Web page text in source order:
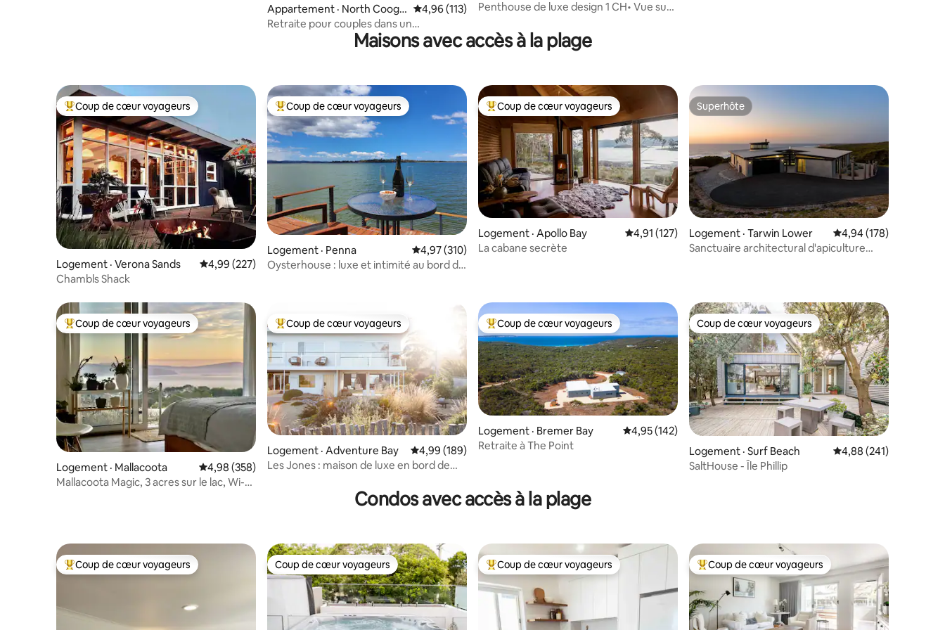
Appartement · North Cooge
e
Note moyenne de 4,96 sur 5, 113 commentaires
4,96 (113)
Retraite pour couples dans un
penthouse en bord de mer
Penthouse de luxe design 1 CH• Vue sur
Maisons avec accès à la plage
Coup de cœur voyageurs parmi les plus aimés
Coup de cœur voyageurs
Logement · Verona Sands Note moyenne de 4,99 sur 5, 227 commentaires
4,99 (227)
Chambls Shack
Coup de cœur voyageurs parmi les plus aimés
Coup de cœur voyageurs
Logement · Penna Note moyenne de 4,97 sur 5, 310 commentaires
4,97 (310)
Oysterhouse : luxe et intimité au bord de
Coup de cœur voyageurs parmi les plus aimés
Coup de cœur voyageurs
Logement · Apollo Bay Note moyenne de 4,91 sur 5, 127 commentaires
4,91 (127)
La cabane secrète
Superhôte
Superhôte
Logement · Tarwin Lower Note moyenne de
4,94 (178)
Sanctuaire architectural d'apiculture
Coup de cœur voyageurs parmi les plus aimés
Coup de cœur voyageurs
Logement · Mallacoota Note moyenne de 4,98 sur 5, 358 commentaires
4,98 (358)
Mallacoota Magic, 3 acres sur le lac, Wi-Fi,
Coup de cœur voyageurs parmi les plus aimés
Coup de cœur voyageurs
Logement · Adventure Bay Note moyenne de 4,99 sur 5, 189 commentaires
4,99 (189)
Les Jones : maison de luxe en bord de
Coup de cœur voyageurs parmi les plus aimés
Coup de cœur voyageurs
Logement · Bremer Bay Note moyenne de 4,95 sur 5, 142 commentaires
4,95 (142)
Retraite à The Point
Coup de cœur voyageurs
Coup de cœur voyageurs
Logement · Surf Beach Note moyenne de
4,88 (241)
SaltHouse - Île Phillip
Condos avec accès à la plage
Coup de cœur voyageurs parmi les plus aimés
Coup de cœur voyageurs Coup de cœur voyageurs
Coup de cœur voyageurs Coup de cœur voyageurs parmi les plus aimés
Coup de cœur voyageurs Coup de cœur voyageurs parmi les plus aimés
Coup de cœur voyageurs